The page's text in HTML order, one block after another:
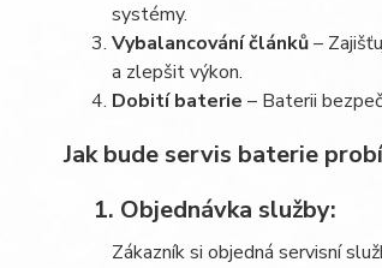
systémy.
Vybalancování článků–
a zlepšit výkon.
Dobití baterie – Baterii
Jak bude servis baterie
1. Objednávka služby:
Zákazník si objedná servisní